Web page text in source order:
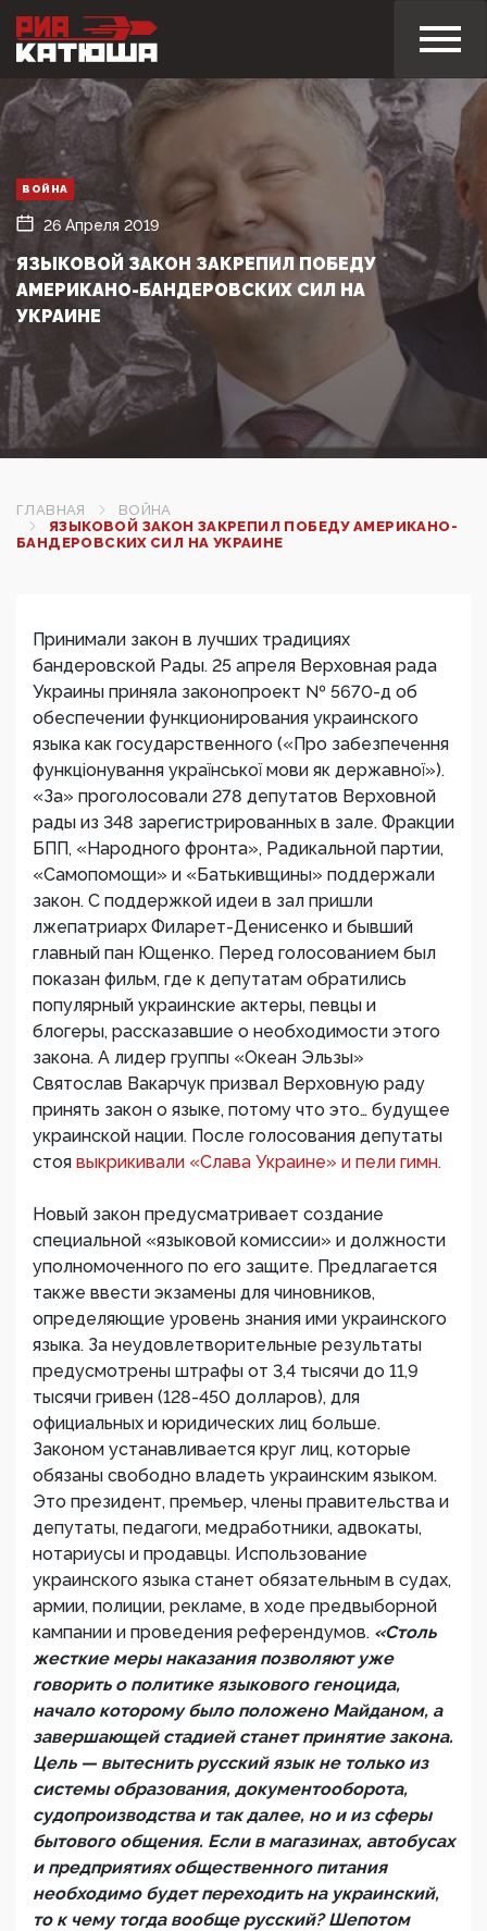
ВОЙНА
26 Апреля 2019
ЯЗЫКОВОЙ ЗАКОН ЗАКРЕПИЛ ПОБЕДУ
АМЕРИКАНО-БАНДЕРОВСКИХ СИЛ НА
УКРАИНЕ
ГЛАВНАЯ
ВОЙНА
ЯЗЫКОВОЙ ЗАКОН ЗАКРЕПИЛ ПОБЕДУ АМЕРИКАНО-
БАНДЕРОВСКИХ СИЛ НА УКРАИНЕ
Принимали закон в лучших традициях
бандеровской Рады. 25 апреля Верховная рада
Украины приняла законопроект № 5670-д об
обеспечении функционирования украинского
языка как государственного («Про забезпечення
функціонування української мови як державної»).
«За» проголосовали 278 депутатов Верховной
рады из 348 зарегистрированных в зале. Фракции
БПП, «Народного фронта», Радикальной партии,
«Самопомощи» и «Батькивщины» поддержали
закон. С поддержкой идеи в зал пришли
лжепатриарх Филарет-Денисенко и бывший
главный пан Ющенко. Перед голосованием был
показан фильм, где к депутатам обратились
популярный украинские актеры, певцы и
блогеры, рассказавшие о необходимости этого
закона. А лидер группы «Океан Эльзы»
Святослав Вакарчук призвал Верховную раду
принять закон о языке, потому что это… будущее
украинской нации. После голосования депутаты
стоя выкрикивали «Слава Украине» и пели гимн.
Новый закон предусматривает создание
специальной «языковой комиссии» и должности
уполномоченного по его защите. Предлагается
также ввести экзамены для чиновников,
определяющие уровень знания ими украинского
языка. За неудовлетворительные результаты
предусмотрены штрафы от 3,4 тысячи до 11,9
тысячи гривен (128-450 долларов), для
официальных и юридических лиц больше.
Законом устанавливается круг лиц, которые
обязаны свободно владеть украинским языком.
Это президент, премьер, члены правительства и
депутаты, педагоги, медработники, адвокаты,
нотариусы и продавцы. Использование
украинского языка станет обязательным в судах,
армии, полиции, рекламе, в ходе предвыборной
кампании и проведения референдумов. «Столь
жесткие меры наказания позволяют уже
говорить о политике языкового геноцида,
начало которому было положено Майданом, а
завершающей стадией станет принятие закона.
Цель — вытеснить русский язык не только из
системы образования, документооборота,
судопроизводства и так далее, но и из сферы
бытового общения. Если в магазинах, автобусах
и предприятиях общественного питания
необходимо будет переходить на украинский,
то к чему тогда вообще русский? Шепотом